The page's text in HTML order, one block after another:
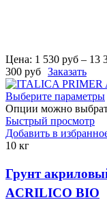
Цена: 1 530 руб – 13
300 руб Заказать
Выберите параметры
Опции можно
Быстрый просмотр
Добавить в
10 кг
Грунт
ACRILICO BIO